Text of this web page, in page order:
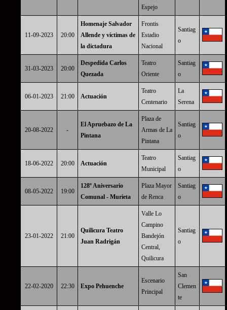
Espejo
11-09-2023 20:00
Homenaje Salvador
Allende y víctimas de
la dictadura
Frontis
Estadio
Nacional
Santiag
o
31-03-2023 20:00
Despedida Carlos
Quezada
Teatro
Oriente
Santiag
o
06-01-2023 21:00 Actuación
Teatro
Centenario
La
Serena
20-08-2022 -
El Apruebazo de La
Pintana
Plaza de
Armas de La
Pintana
Santiag
o
18-06-2022 20:00 Actuación
Teatro
Municipal
Santiag
o
08-05-2022 19:00
128º Aniversario
Comunal - Murieta
Plaza Mayor
de Renca
Santiag
o
23-01-2022 21:00
Quilicura Teatro
Juan Radrigán
Valle Lo
Campino
Bandejón
Central,
Quilicura
Santiag
o
22-02-2020 22:30 Expo Pehuenche
Escenario
Principal
San
Clemen
te